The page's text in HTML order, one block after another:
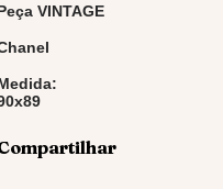
VINTAGE